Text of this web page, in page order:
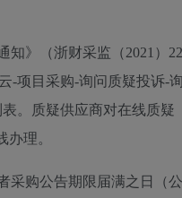
知》（浙财采监（2021）22
-项目采购-询问质疑投诉-询
。质疑供应商对在线质疑
理。
采购公告期限届满之日（公